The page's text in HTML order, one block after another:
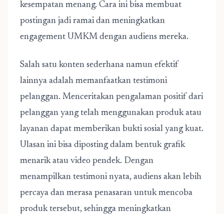
kesempatan menang. Cara ini bisa membuat
postingan jadi ramai dan meningkatkan
engagement UMKM dengan audiens mereka.
Salah satu konten sederhana namun efektif
lainnya adalah memanfaatkan testimoni
pelanggan. Menceritakan pengalaman positif dari
pelanggan yang telah menggunakan produk atau
layanan dapat memberikan bukti sosial yang kuat.
Ulasan ini bisa diposting dalam bentuk grafik
menarik atau video pendek. Dengan
menampilkan testimoni nyata, audiens akan lebih
percaya dan merasa penasaran untuk mencoba
produk tersebut, sehingga meningkatkan